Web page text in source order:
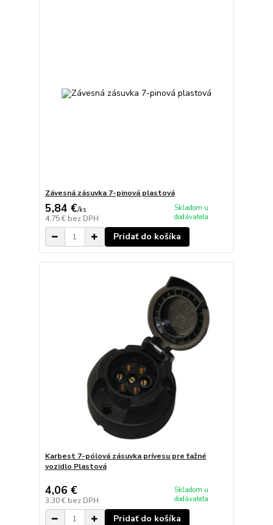
Závesná zásuvka 7-pinová plastová
5,84 €/ks
4,75 € bez DPH
Skladom u
dodávateľa
Pridať do košíka
Karbest 7-pólová zásuvka prívesu pre ťažné
vozidlo Plastová
4,06 €
3,30 € bez DPH
Skladom u
dodávateľa
Pridať do košíka